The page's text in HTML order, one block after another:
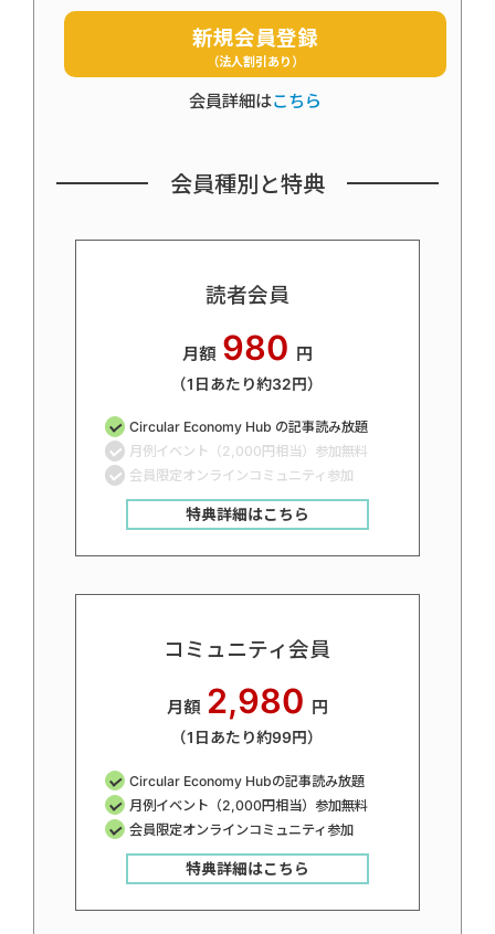
新規会員登録
（法人割引あり）
会員詳細はこちら
会員種別と特典
読者会員
月額 980 円
（1日あたり約32円）
Circular Economy Hub の記事読み放題
月例イベント（2,000円相当）参加無料
会員限定オンラインコミュニティ参加
特典詳細はこちら
コミュニティ会員
月額 2,980 円
（1日あたり約99円）
Circular Economy Hubの記事読み放題
月例イベント（2,000円相当）参加無料
会員限定オンラインコミュニティ参加
特典詳細はこちら